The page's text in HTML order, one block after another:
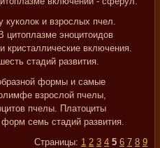
куколок и взрослых пчел.
эноцитоидов
кристаллические включения.
стадий развития.
формы и самые
взрослой пчелы,
пчелы. Платоциты
семь стадий развития.
Страницы: 1 2 3 4 5 6 7 8 9